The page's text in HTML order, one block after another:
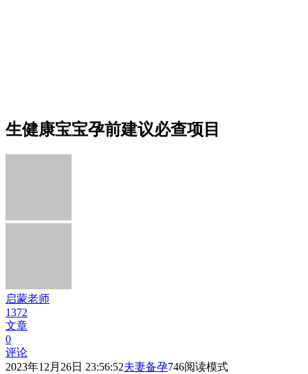
生健康宝宝孕前建议必查项目
启蒙老师
1372
文章
0
评论
2023年12月26日 23:56:52夫妻备孕746阅读模式